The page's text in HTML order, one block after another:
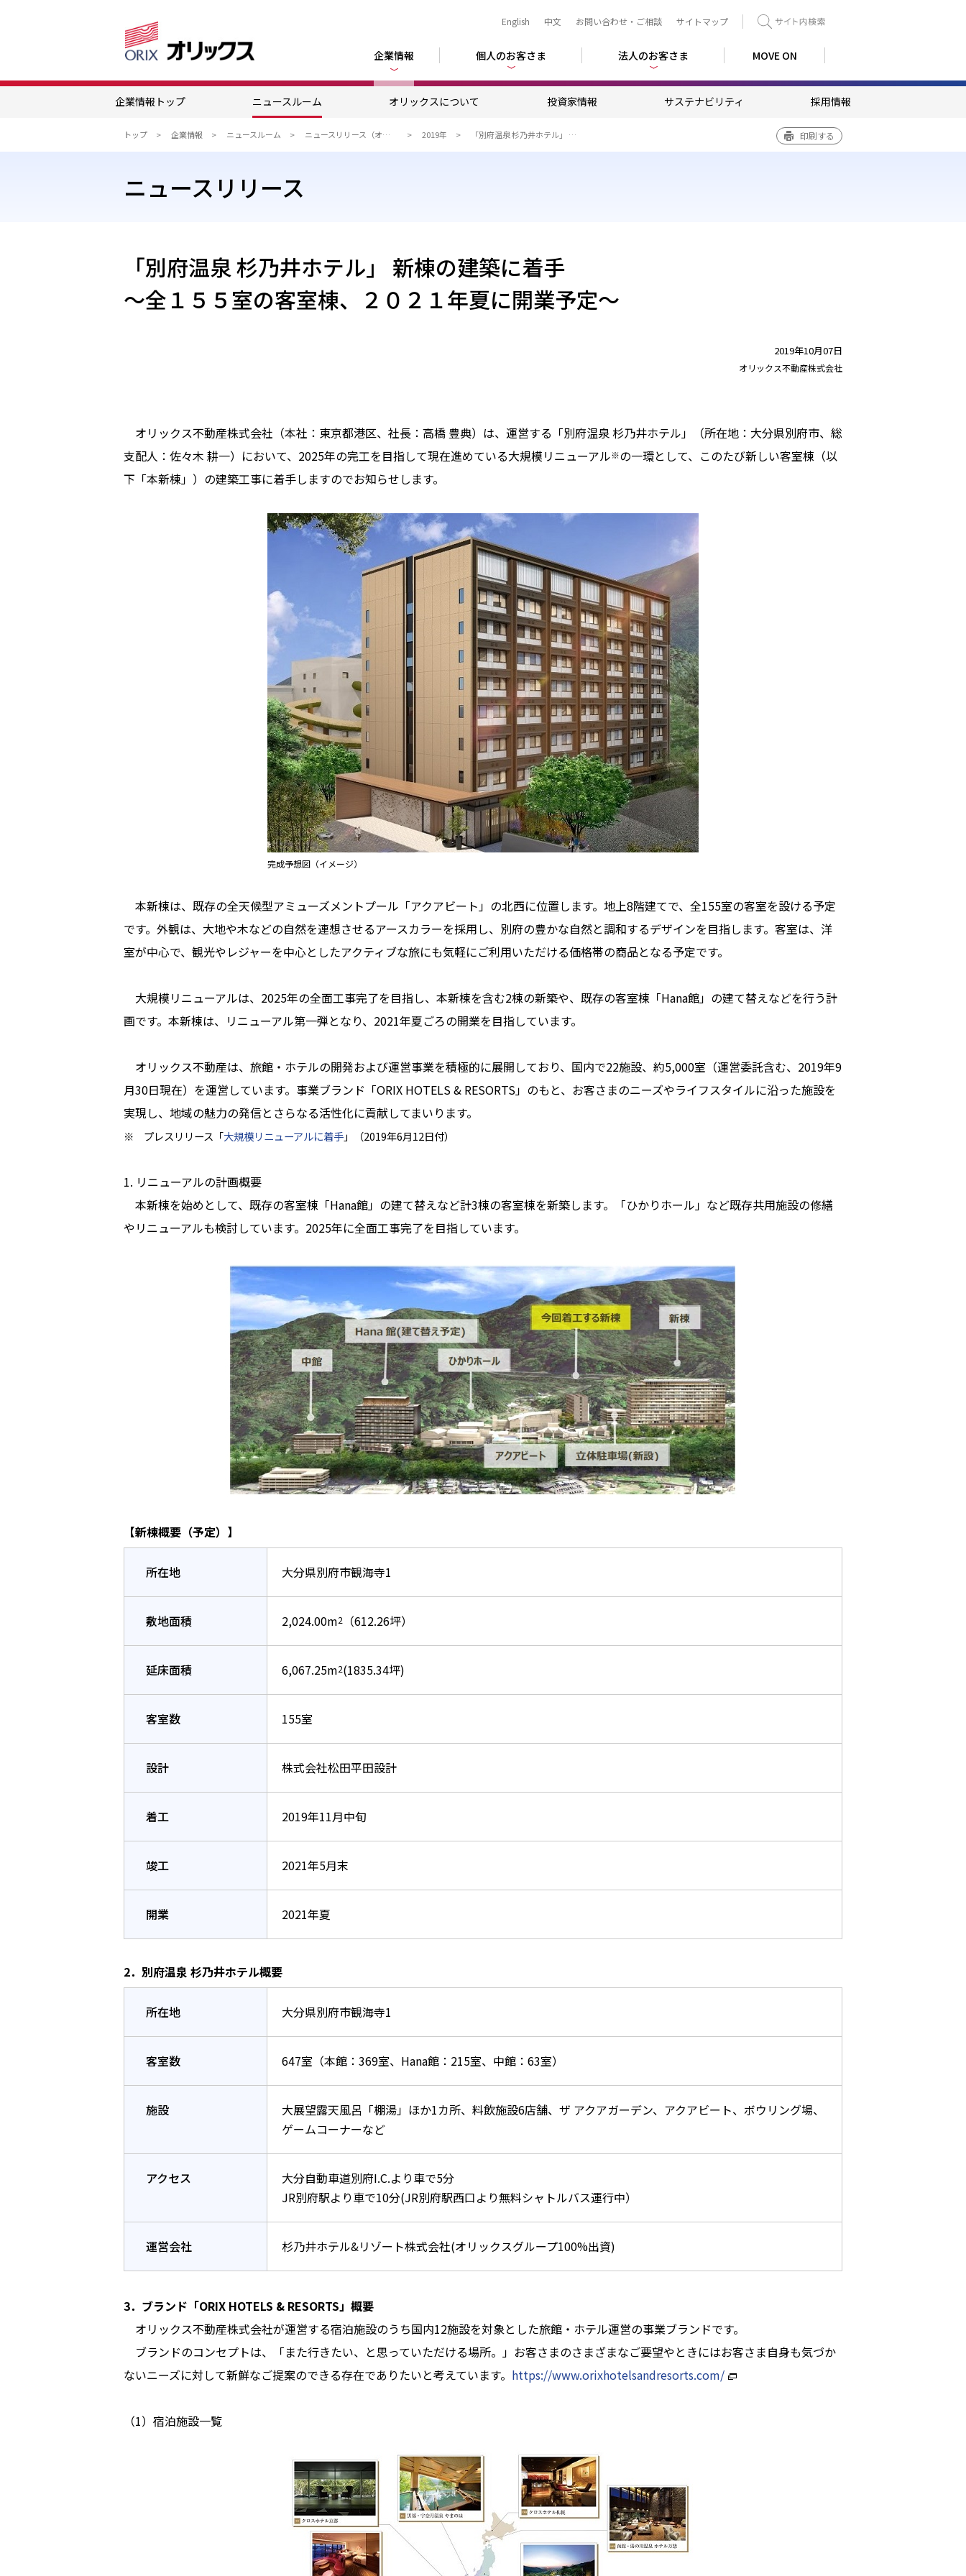
English 中文 お問い合わせ・ご相談 サイトマップ
企業情報 個人のお客さま 法人のお客さま MOVE ON
企業情報トップ ニュースルーム オリックスについて 投資家情報 サステナビリティ 採用情報
トップ 企業情報 ニュースルーム ニュースリリース（オリックスグループ） 2019年 「別府温泉 杉乃井ホテル」 新棟の建築に着手 印刷する
ニュースリリース
「別府温泉 杉乃井ホテル」 新棟の建築に着手
～全１５５室の客室棟、２０２１年夏に開業予定～
2019年10月07日
オリックス不動産株式会社
オリックス不動産株式会社（本社：東京都港区、社長：高橋 豊典）は、運営する「別府温泉 杉乃井ホテル」（所在地：大分県別府市、総
支配人：佐々木 耕一）において、2025年の完工を目指して現在進めている大規模リニューアル※の一環として、このたび新しい客室棟（以
下「本新棟」）の建築工事に着手しますのでお知らせします。
完成予想図（イメージ）
本新棟は、既存の全天候型アミューズメントプール「アクアビート」の北西に位置します。地上8階建てで、全155室の客室を設ける予定
です。外観は、大地や木などの自然を連想させるアースカラーを採用し、別府の豊かな自然と調和するデザインを目指します。客室は、洋
室が中心で、観光やレジャーを中心としたアクティブな旅にも気軽にご利用いただける価格帯の商品となる予定です。
大規模リニューアルは、2025年の全面工事完了を目指し、本新棟を含む2棟の新築や、既存の客室棟「Hana館」の建て替えなどを行う計
画です。本新棟は、リニューアル第一弾となり、2021年夏ごろの開業を目指しています。
オリックス不動産は、旅館・ホテルの開発および運営事業を積極的に展開しており、国内で22施設、約5,000室（運営委託含む、2019年9
月30日現在）を運営しています。事業ブランド「ORIX HOTELS & RESORTS」のもと、お客さまのニーズやライフスタイルに沿った施設を
実現し、地域の魅力の発信とさらなる活性化に貢献してまいります。
※ プレスリリース「大規模リニューアルに着手」（2019年6月12日付）
1. リニューアルの計画概要
本新棟を始めとして、既存の客室棟「Hana館」の建て替えなど計3棟の客室棟を新築します。「ひかりホール」など既存共用施設の修繕
やリニューアルも検討しています。2025年に全面工事完了を目指しています。
【新棟概要（予定）】
所在地 大分県別府市観海寺1
敷地面積 2,024.00m2 （612.26坪）
延床面積 6,067.25m2(1835.34坪)
客室数 155室
設計 株式会社松田平田設計
着工 2019年11月中旬
竣工 2021年5月末
開業 2021年夏
2．別府温泉 杉乃井ホテル概要
所在地 大分県別府市観海寺1
客室数 647室（本館：369室、Hana館：215室、中館：63室）
施設
大展望露天風呂「棚湯」ほか1カ所、料飲施設6店舗、ザ アクアガーデン、アクアビート、ボウリング場、
ゲームコーナーなど
アクセス
大分自動車道別府I.C.より車で5分
JR別府駅より車で10分(JR別府駅西口より無料シャトルバス運行中）
運営会社 杉乃井ホテル&リゾート株式会社(オリックスグループ100%出資)
3．ブランド「ORIX HOTELS & RESORTS」概要
オリックス不動産株式会社が運営する宿泊施設のうち国内12施設を対象とした旅館・ホテル運営の事業ブランドです。
ブランドのコンセプトは、「また行きたい、と思っていただける場所。」お客さまのさまざまなご要望やときにはお客さま自身も気づか
ないニーズに対して新鮮なご提案のできる存在でありたいと考えています。 https://www.orixhotelsandresorts.com/
（1）宿泊施設一覧